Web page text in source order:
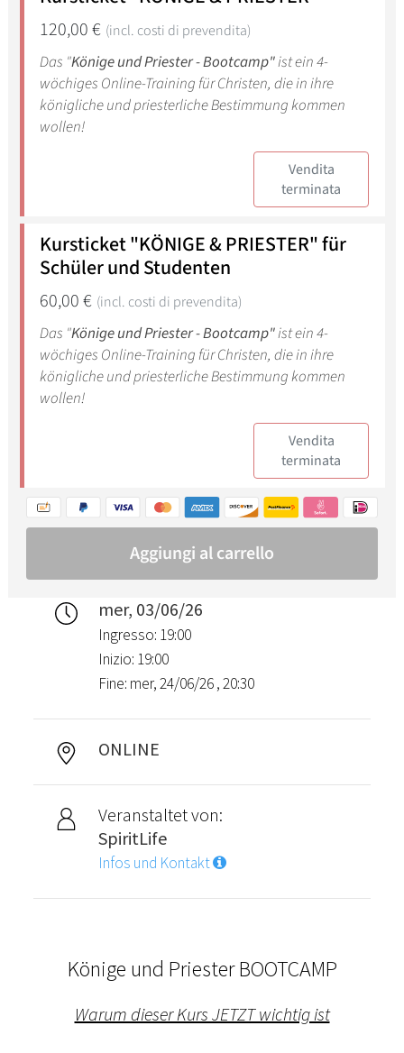
mer, 03/06/26
Ingresso: 19:00
Inizio: 19:00
Fine: mer, 24/06/26 , 20:30
ONLINE
Veranstaltet von:
SpiritLife
Infos und Kontakt
Könige und Priester BOOTCAMP
Warum dieser Kurs JETZT wichtig ist